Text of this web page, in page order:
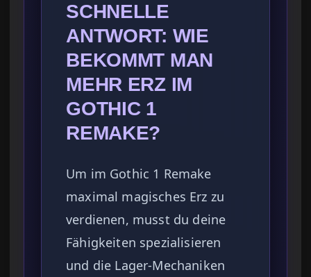
SCHNELLE
ANTWORT: WIE
BEKOMMT MAN
MEHR ERZ IM
GOTHIC 1
REMAKE?
Um im Gothic 1 Remake
maximal magisches Erz zu
verdienen, musst du deine
Fähigkeiten spezialisieren
und die Lager-Mechaniken